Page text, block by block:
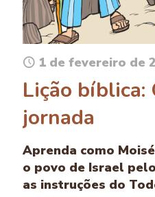
1 de fevereiro de
Lição bíblica:
jornada
Aprenda como
o povo de Israel
as instruções do